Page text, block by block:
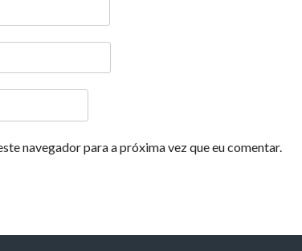
navegador para a próxima vez que eu comentar.